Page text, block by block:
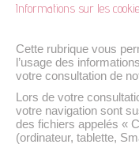
Informations sur les
Cette rubrique vous
l’usage des
votre consultation de
Lors de votre
votre navigation sont
des fichiers appelés «
(ordinateur, tablette,